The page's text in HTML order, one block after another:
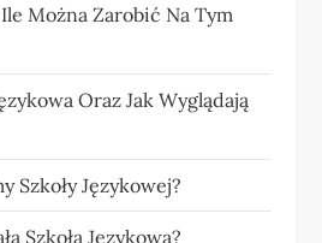
Ile Można Zarobić Na Tym
Oraz Jak Wyglądają
Szkoły Językowej?
Szkoła Językowa?